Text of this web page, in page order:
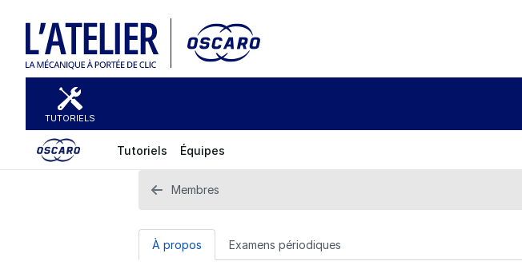
TUTORIELS
Tutoriels Équipes
Membres
À propos Examens périodiques